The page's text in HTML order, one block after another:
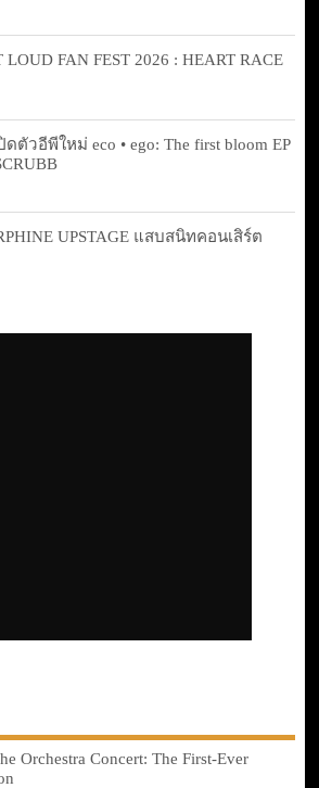
LOUD FAN FEST 2026 : HEART RACE
ดตัวอีพีใหม่ eco • ego: The first bloom EP
UPSTAGE แสบสนิทคอนเสิร์ต
Orchestra Concert: The First-Ever